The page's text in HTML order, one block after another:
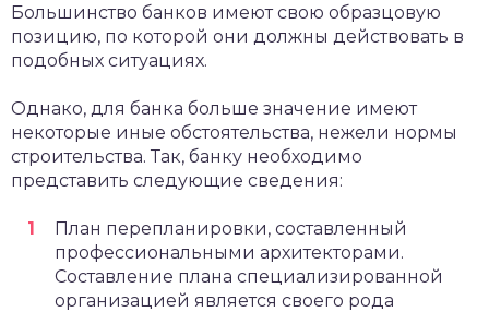
Большинство банков имеют свою образцовую
позицию, по которой они должны действовать в
подобных ситуациях.
Однако, для банка больше значение имеют
некоторые иные обстоятельства, нежели нормы
строительства. Так, банку необходимо
представить следующие сведения:
План перепланировки, составленный
профессиональными архитекторами.
Составление плана специализированной
организацией является своего рода